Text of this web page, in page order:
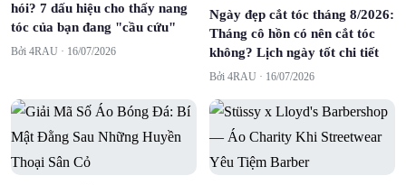
hói? 7 dấu hiệu cho thấy nang
tóc của bạn đang "cầu cứu"
Bởi 4RAU · 16/07/2026
Ngày đẹp cắt tóc tháng 8/2026:
Tháng cô hồn có nên cắt tóc
không? Lịch ngày tốt chi tiết
Bởi 4RAU · 16/07/2026